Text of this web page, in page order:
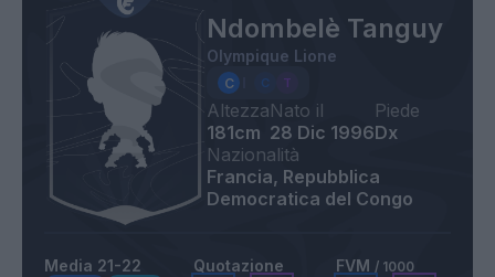
Ndombelè Tanguy
Olympique Lione
Altezza
181cm
Nato il
28 Dic 1996
Piede
Dx
Nazionalità
Francia, Repubblica
Democratica del Congo
Media 21-22 Quotazione FVM / 1000